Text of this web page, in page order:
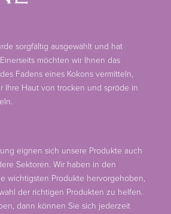
sorgfältig ausgewählt und hat
möchten wir Ihnen das
Fadens eines Kokons vermitteln,
Ihre Haut von trocken und spröde in
eignen sich unsere Produkte auch
Sektoren. Wir haben in den
wichtigsten Produkte hervorgehoben,
der richtigen Produkten zu helfen.
dann können Sie sich jederzeit